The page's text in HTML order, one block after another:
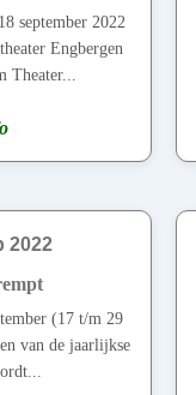
september 2022
Engbergen
Theater...
2022
(17 t/m 29
van de jaarlijkse